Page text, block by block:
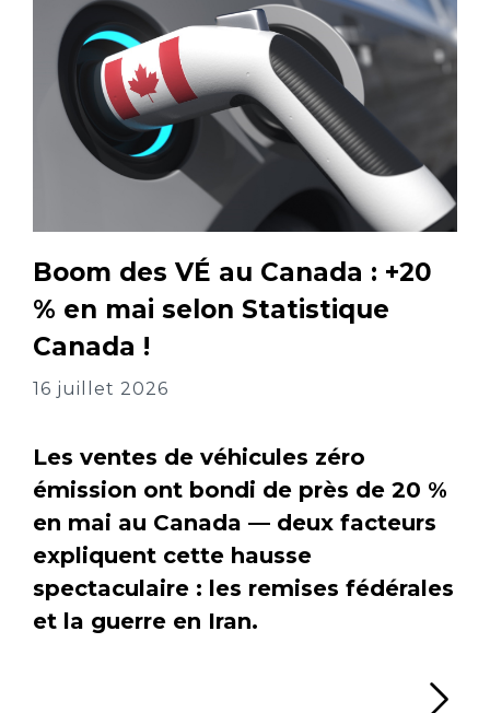
Boom des VÉ au Canada : +20
% en mai selon Statistique
Canada !
16 juillet 2026
Les ventes de véhicules zéro
émission ont bondi de près de 20 %
en mai au Canada — deux facteurs
expliquent cette hausse
spectaculaire : les remises fédérales
et la guerre en Iran.